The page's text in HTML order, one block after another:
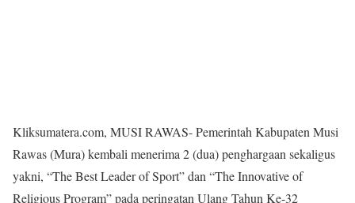
Kliksumatera.com, MUSI RAWAS- Pemerintah Kabupaten Musi
Rawas (Mura) kembali menerima 2 (dua) penghargaan sekaligus
yakni, “The Best Leader of Sport” dan “The Innovative of
Religious Program” pada peringatan Ulang Tahun Ke-32